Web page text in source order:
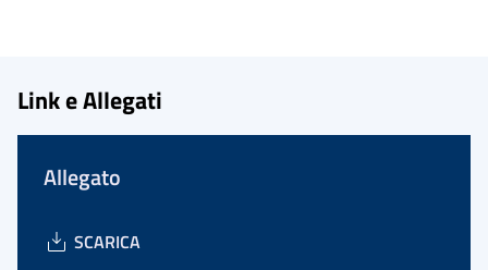
Link e Allegati
Allegato
SCARICA